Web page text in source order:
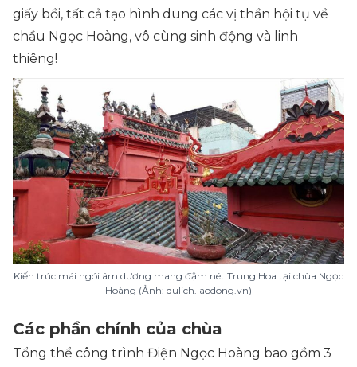
giấy bồi, tất cả tạo hình dung các vị thần hội tụ về
chầu Ngọc Hoàng, vô cùng sinh động và linh
thiêng!
Kiến trúc mái ngói âm dương mang đậm nét Trung Hoa tại chùa Ngọc
Hoàng (Ảnh: dulich.laodong.vn)
Các phần chính của chùa
Tổng thể công trình Điện Ngọc Hoàng bao gồm 3